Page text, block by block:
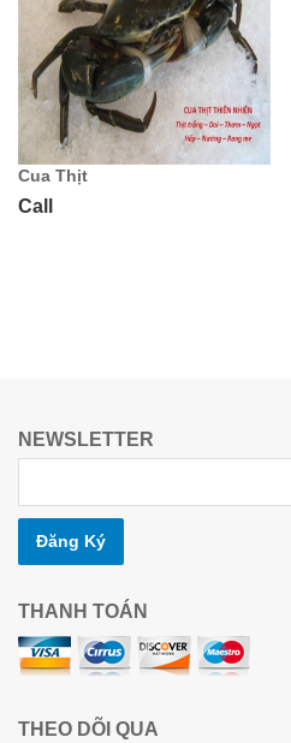
Cua Thịt
Call
NEWSLETTER
Đăng Ký
THANH TOÁN
THEO DÕI QUA